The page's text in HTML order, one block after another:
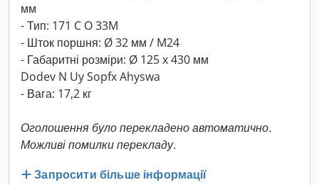
мм
- Тип: 171 C O 33M
- Шток поршня: Ø 32 мм / M24
- Габаритні розміри: Ø 125 x 430 мм
Dodev N Uy Sopfx Ahyswa
- Вага: 17,2 кг
Оголошення було перекладено автоматично.
Можливі помилки перекладу.
Запросити більше інформації